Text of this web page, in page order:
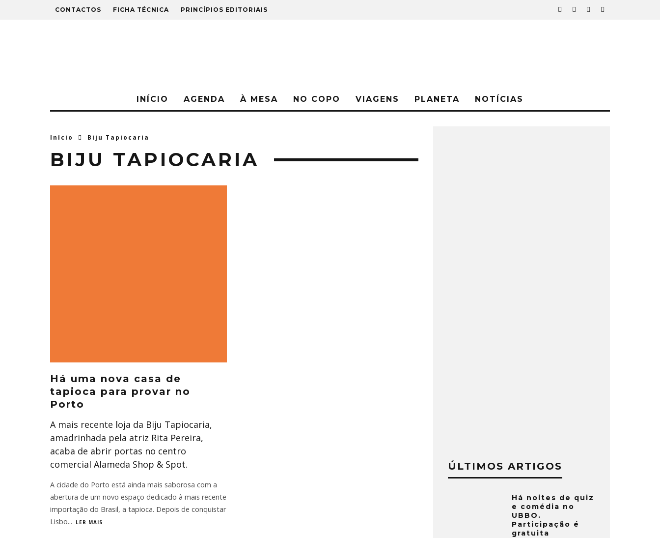
CONTACTOS FICHA TÉCNICA PRINCÍPIOS EDITORIAIS
INÍCIO AGENDA À MESA NO COPO VIAGENS PLANETA NOTÍCIAS
Início Biju Tapiocaria
BIJU TAPIOCARIA
Há uma nova casa de
tapioca para provar no
Porto
A mais recente loja da Biju Tapiocaria,
amadrinhada pela atriz Rita Pereira,
acaba de abrir portas no centro
comercial Alameda Shop & Spot.
​A cidade do Porto está ainda mais saborosa com a
abertura de um novo espaço dedicado à mais recente
importação do Brasil, a tapioca. Depois de conquistar
Lisbo... LER MAIS
ÚLTIMOS ARTIGOS
Há noites de quiz
e comédia no
UBBO.
Participação é
gratuita